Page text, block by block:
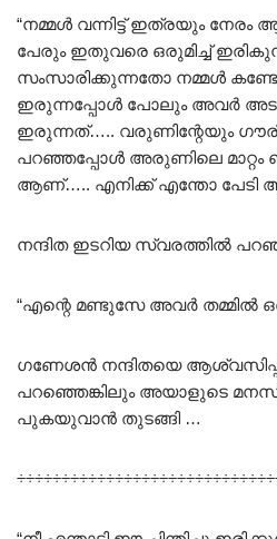
“നമ്മൾ വന്നിട്ട് ഇത്രയും
പേരും ഇതുവരെ ഒരുമിച്ച്
സംസാരിക്കുന്നതോ നമ്മൾ
ഇരുന്നപ്പോൾ പോലും അവർ
ഇരുന്നത്….. വരുണിന്റേയും
പറഞ്ഞപ്പോൾ അരുണിലെ
ആണ്….. എനിക്ക് എന്തോ പേടി
നന്ദിത ഇടറിയ സ്വരത്തിൽ
“എന്റെ മണ്ടുസേ അവർ തമ്മിൽ
ഗണേശൻ നന്ദിതയെ
പറഞ്ഞെങ്കിലും അയാളുടെ
പുകയുവാൻ തുടങ്ങി …